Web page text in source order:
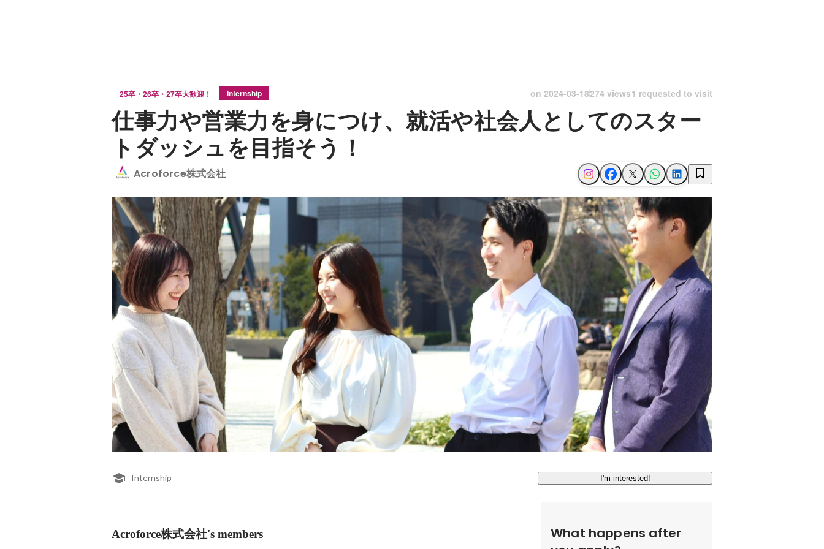
25卒・26卒・27卒大歓迎！ Internship on 2024-03-18274 views1 requested to visit
仕事力や営業力を身につけ、就活や社会人としてのスター
トダッシュを目指そう！
Acroforce株式会社
Internship I'm interested!
Acroforce株式会社's members
What happens after